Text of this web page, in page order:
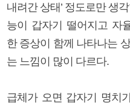
내려간 상태’ 정도로만 생
능이 갑자기 떨어지고 자
한 증상이 함께 나타나는
는 느낌이 많이 다르다.
급체가 오면 갑자기 명치